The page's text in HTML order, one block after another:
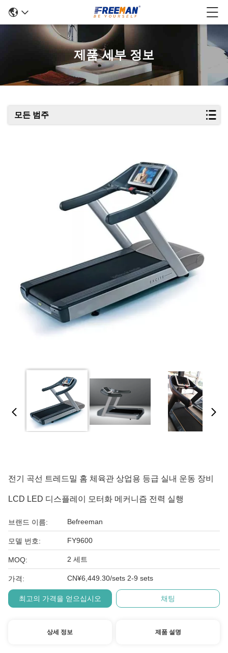
제품 세부 정보
모든 범주
전기 곡선 트레드밀 홈 체육관 상업용 등급 실내 운동 장비
LCD LED 디스플레이 모터화 메커니즘 전력 실행
브랜드 이름: Befreeman
모델 번호: FY9600
MOQ: 2 세트
가격: CN¥6,449.30/sets 2-9 sets
최고의 가격을 얻으십시오 채팅
상세 정보 제품 설명